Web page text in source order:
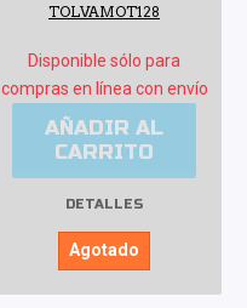
TOLVAMOT128
Disponible sólo para
compras en línea con envío
AÑADIR AL
CARRITO
DETALLES
Agotado